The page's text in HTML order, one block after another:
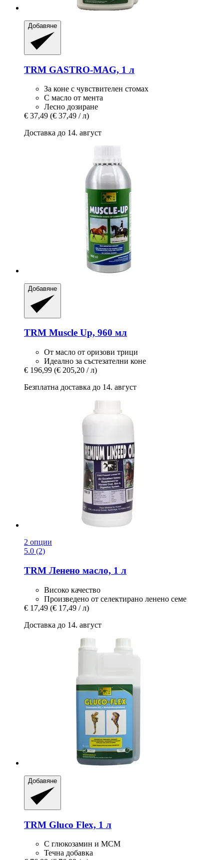
Добавяне
TRM GASTRO-​MAG, 1 л
За коне с чувствителен стомах
С масло от мента
Лесно дозиране
€ 37,49 (€ 37,49 / л)
Доставка до 14. август
Добавяне
TRM Muscle Up, 960 мл
От масло от оризови трици
Идеално за състезателни коне
€ 196,99 (€ 205,20 / л)
Безплатна доставка до 14. август
2 опции
5.0 (2)
TRM Ленено масло, 1 л
Високо качество
Произведено от селектирано ленено семе
€ 17,49 (€ 17,49 / л)
Доставка до 14. август
Добавяне
TRM Gluco Flex, 1 л
С глюкозамин и МСМ
Течна добавка